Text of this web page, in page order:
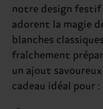
notre design
adorent la magie
blanches
fraîchement
un ajout
cadeau idéal pour